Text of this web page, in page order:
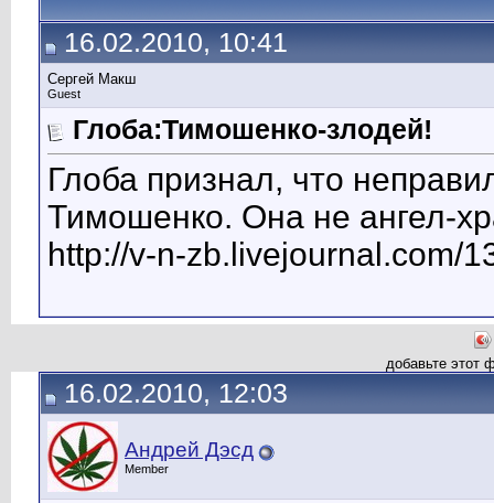
16.02.2010, 10:41
Сергей Макш
Guest
Глоба:Тимошенко-злодей!
Глоба признал, что
Тимошенко. Она не ангел-
http://v-n-zb.livejournal.com/
добавьте этот
16.02.2010, 12:03
Андрей Дэсд
Member